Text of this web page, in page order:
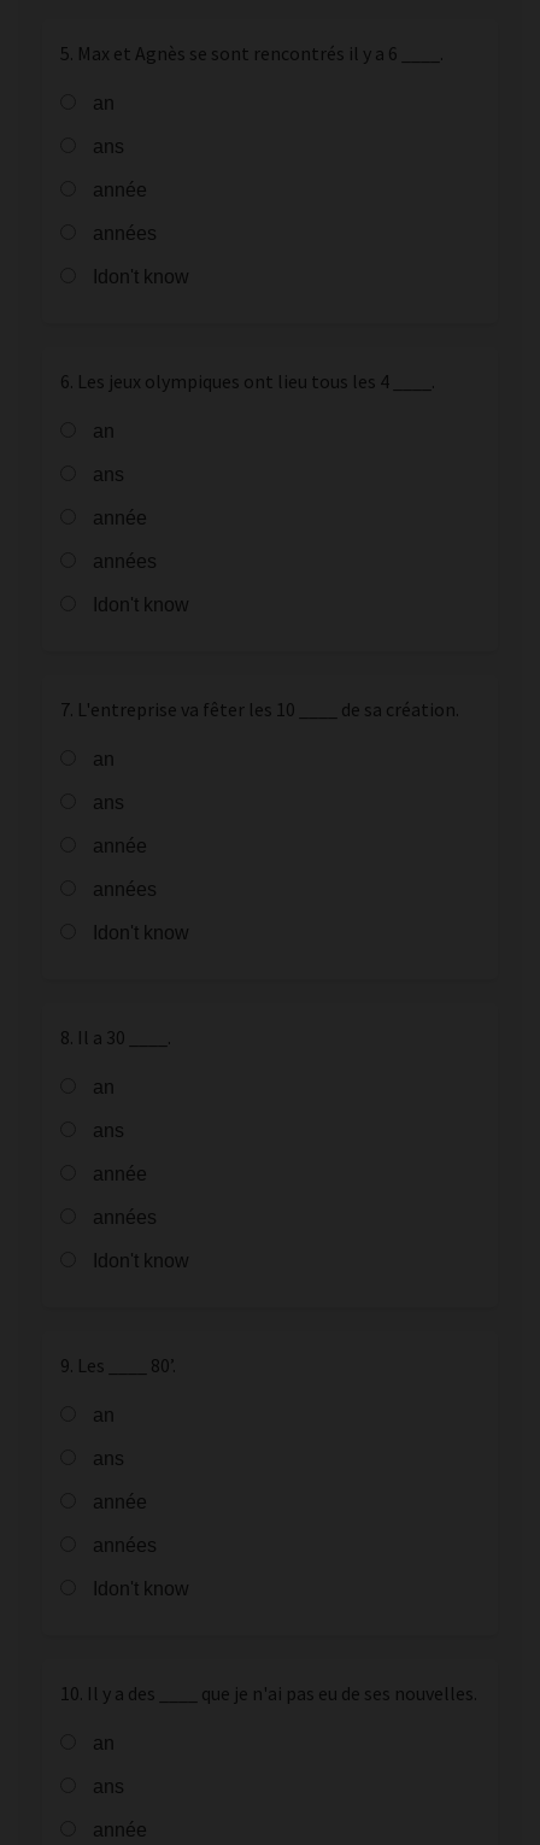
5. Max et Agnès se sont rencontrés il y a 6 ____.
an
ans
année
années
Idon't know
6. Les jeux olympiques ont lieu tous les 4 ____.
an
ans
année
années
Idon't know
7. L'entreprise va fêter les 10 ____ de sa création.
an
ans
année
années
Idon't know
8. Il a 30 ____.
an
ans
année
années
Idon't know
9. Les ____ 80’.
an
ans
année
années
Idon't know
10. Il y a des ____ que je n'ai pas eu de ses nouvelles.
an
ans
année